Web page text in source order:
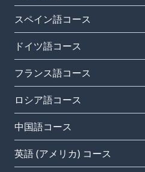
スペイン語コース
ドイツ語コース
フランス語コース
ロシア語コース
中国語コース
英語 (アメリカ) コース